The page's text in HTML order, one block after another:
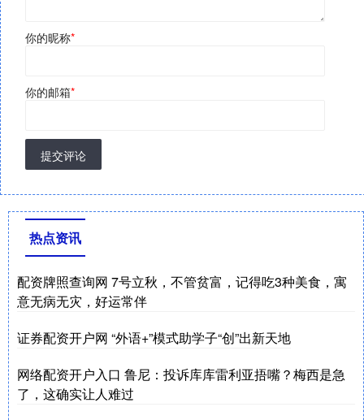
你的昵称*
你的邮箱*
提交评论
热点资讯
配资牌照查询网 7号立秋，不管贫富，记得吃3种美食，寓
意无病无灾，好运常伴
证券配资开户网 “外语+”模式助学子“创”出新天地
网络配资开户入口 鲁尼：投诉库库雷利亚捂嘴？梅西是急
了，这确实让人难过